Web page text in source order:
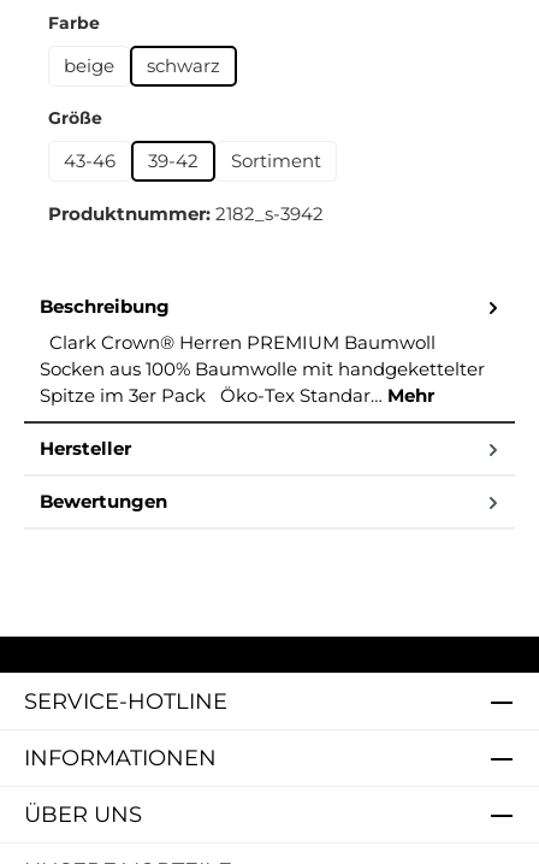
Farbeauswählen
beige schwarz
Größeauswählen
43-46 39-42 Sortiment
Produktnummer: 2182_s-3942
Beschreibung
Clark Crown® Herren PREMIUM Baumwoll
Socken aus 100% Baumwolle mit handgekettelter
Spitze im 3er Pack Öko-Tex Standar… Mehr
Hersteller
Bewertungen
SERVICE-HOTLINE
INFORMATIONEN
ÜBER UNS